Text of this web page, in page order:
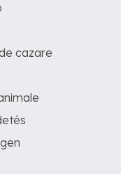
cazare